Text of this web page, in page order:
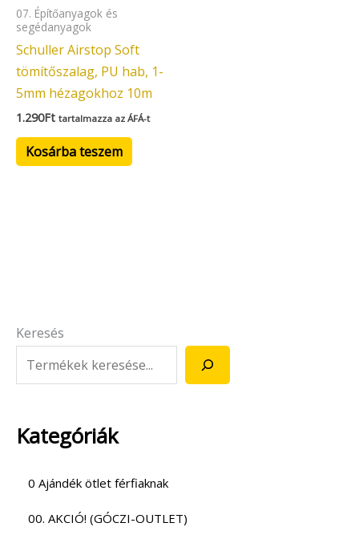
Keresés
Kategóriák
0 Ajándék ötlet férfiaknak
00. AKCIÓ! (GÓCZI-OUTLET)
07. Építőanyagok és
segédanyagok
Schuller Airstop Soft
tömítőszalag, PU hab, 1-
5mm hézagokhoz 10m
1.290Ft tartalmazza az ÁFÁ-t
Kosárba teszem